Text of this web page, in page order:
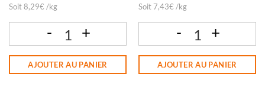
Soit 8,29€ /kg
AJOUTER AU PANIER
Soit 7,43€ /kg
AJOUTER AU PANIER